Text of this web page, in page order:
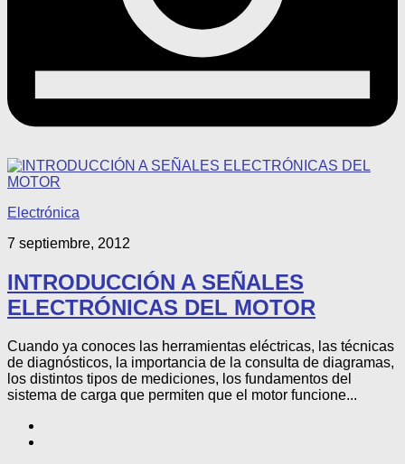
Electrónica
7 septiembre, 2012
INTRODUCCIÓN A SEÑALES
ELECTRÓNICAS DEL MOTOR
Cuando ya conoces las herramientas eléctricas, las técnicas
de diagnósticos, la importancia de la consulta de diagramas,
los distintos tipos de mediciones, los fundamentos del
sistema de carga que permiten que el motor funcione...